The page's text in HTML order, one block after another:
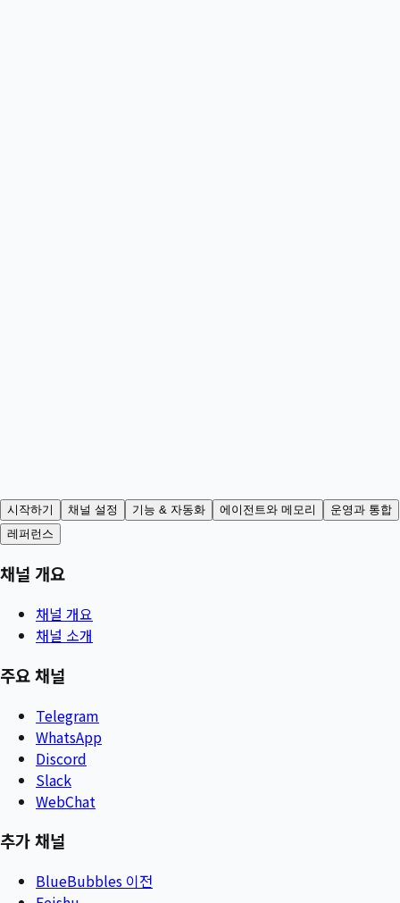
시작하기 채널 설정 기능 & 자동화 에이전트와 메모리
운영과 통합
레퍼런스
채널 개요
채널 개요
채널 소개
주요 채널
Telegram
WhatsApp
Discord
Slack
WebChat
추가 채널
BlueBubbles 이전